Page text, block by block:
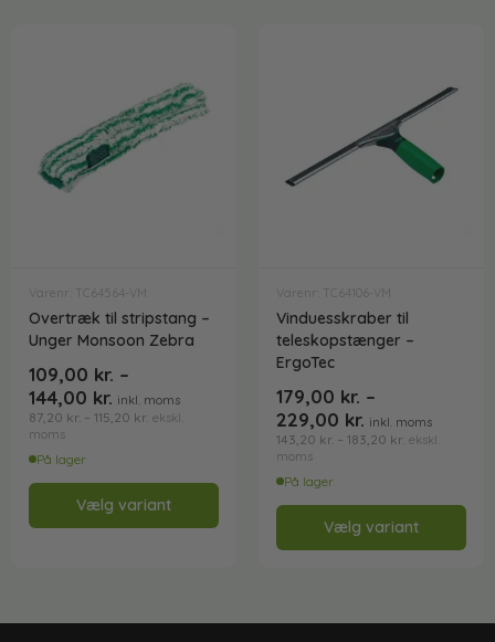
Varenr: TC64564-VM
Overtræk til stripstang –
Unger Monsoon Zebra
109,00 kr. –
144,00 kr. inkl. moms
87,20 kr. – 115,20 kr. ekskl.
moms
På lager
Vælg variant
Varenr: TC64106-VM
Vinduesskraber til
teleskopstænger –
ErgoTec
179,00 kr. –
229,00 kr. inkl. moms
143,20 kr. – 183,20 kr. ekskl.
moms
På lager
Vælg variant